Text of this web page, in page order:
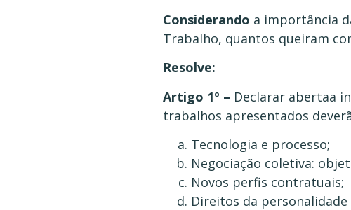
Considerando a importância
Trabalho, quantos queiram
Resolve:
Artigo 1º – Declarar abertaa
trabalhos apresentados
Tecnologia e processo;
Negociação coletiva:
Novos perfis contratuais;
Direitos da